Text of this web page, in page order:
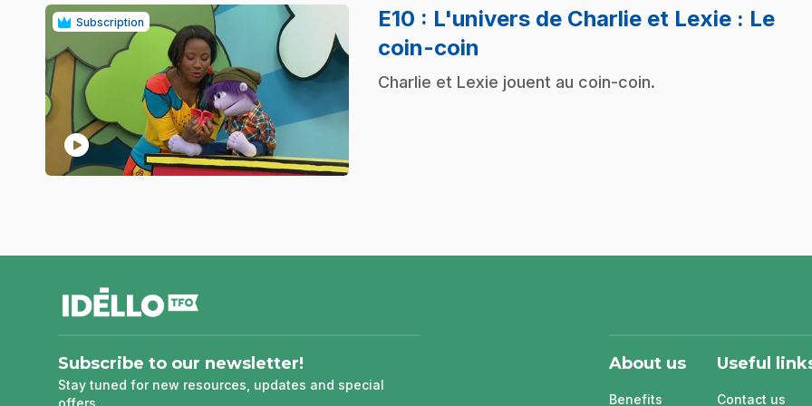
Subscription
play_circle
E10 : L'univers de Charlie et Lexie : Le
coin-coin
.Charlie et Lexie jouent au coin-coin.
footer
Subscribe to our newsletter!
Stay tuned for new resources, updates and special
offers.
About us
Benefits
Useful
Contact us